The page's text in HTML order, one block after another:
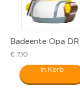
Opa DR
In Korb